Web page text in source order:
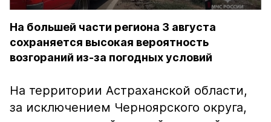
На большей части региона 3 августа
сохраняется высокая вероятность
возгораний из-за погодных условий
На территории Астраханской области,
за исключением Черноярского округа,